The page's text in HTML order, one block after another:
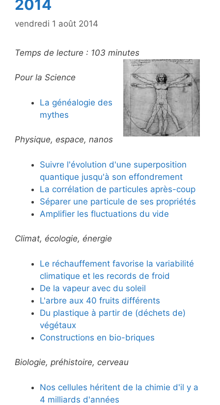
2014
vendredi 1 août 2014
Temps de lecture : 103 minutes
Pour la Science
La généalogie des
mythes
Physique, espace, nanos
Suivre l'évolution d'une superposition
quantique jusqu'à son effondrement
La corrélation de particules après-coup
Séparer une particule de ses propriétés
Amplifier les fluctuations du vide
Climat, écologie, énergie
Le réchauffement favorise la variabilité
climatique et les records de froid
De la vapeur avec du soleil
L'arbre aux 40 fruits différents
Du plastique à partir de (déchets de)
végétaux
Constructions en bio-briques
Biologie, préhistoire, cerveau
Nos cellules héritent de la chimie d'il y a
4 milliards d'années